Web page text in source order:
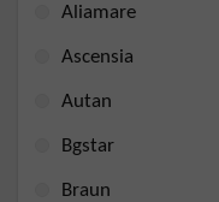
Aliamare
Ascensia
Autan
Bgstar
Braun